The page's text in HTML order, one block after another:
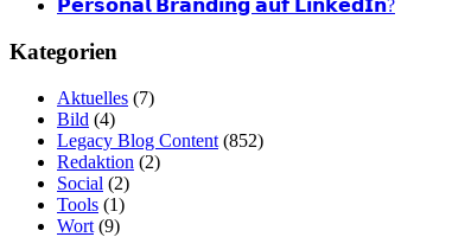
𝗣𝗲𝗿𝘀𝗼𝗻𝗮𝗹 𝗕𝗿𝗮𝗻𝗱𝗶𝗻𝗴 𝗮𝘂𝗳 𝗟𝗶𝗻𝗸𝗲𝗱𝗜𝗻?
Kategorien
Aktuelles (7)
Bild (4)
Legacy Blog Content (852)
Redaktion (2)
Social (2)
Tools (1)
Wort (9)